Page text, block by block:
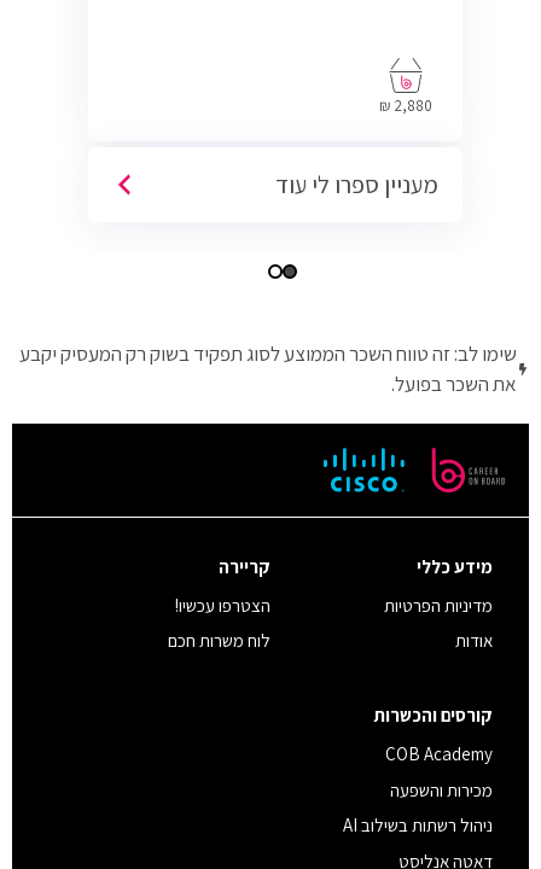
2,880 ₪
מעניין ספרו לי עוד
שימו לב: זה טווח השכר הממוצע לסוג תפקיד בשוק רק המעסיק יקבע
את השכר בפועל.
מידע כללי
מדיניות הפרטיות
אודות
קריירה
הצטרפו עכשיו!
לוח משרות חכם
קורסים והכשרות
COB Academy
מכירות והשפעה
ניהול רשתות בשילוב AI
דאטה אנליסט